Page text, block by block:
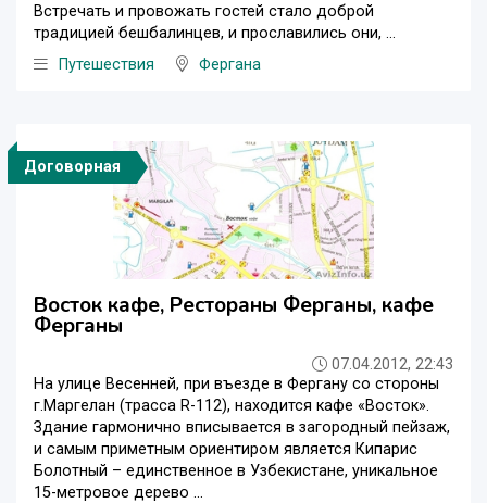
Встречать и провожать гостей стало доброй
традицией бешбалинцев, и прославились они, ...
Путешествия
Фергана
Договорная
Восток кафе, Рестораны Ферганы, кафе
Ферганы
07.04.2012, 22:43
На улице Весенней, при въезде в Фергану со стороны
г.Маргелан (трасса R-112), находится кафе «Восток».
Здание гармонично вписывается в загородный пейзаж,
и самым приметным ориентиром является Кипарис
Болотный – единственное в Узбекистане, уникальное
15-метровое дерево ...